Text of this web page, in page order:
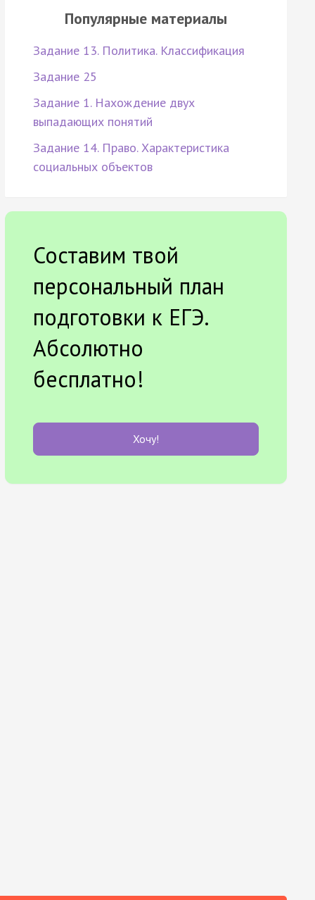
Популярные материалы
Задание 13. Политика. Классификация
Задание 25
Задание 1. Нахождение двух
выпадающих понятий
Задание 14. Право. Характеристика
социальных объектов
Составим твой
персональный план
подготовки к ЕГЭ.
Абсолютно
бесплатно!
Хочу!